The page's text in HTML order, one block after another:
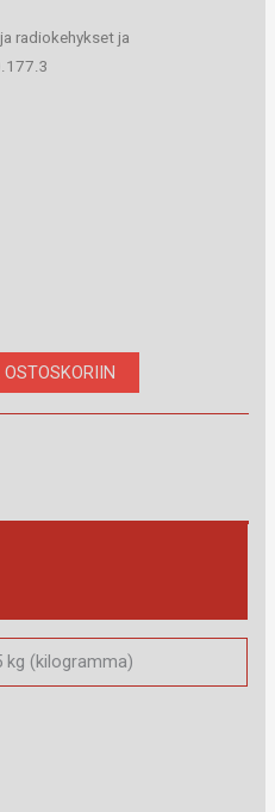
radiokehykset ja
kg (kilogramma)